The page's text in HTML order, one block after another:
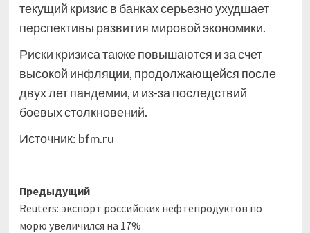
текущий кризис в банках серьезно ухудшает
перспективы развития мировой экономики.
Риски кризиса также повышаются и за счет
высокой инфляции, продолжающейся после
двух лет пандемии, и из-за последствий
боевых столкновений.
Источник: bfm.ru
Навигация
записи
Предыдущий
Reuters: экспорт российских нефтепродуктов по
морю увеличился на 17%